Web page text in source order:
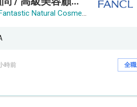
FANCL (Fantastic Natural Cosmetics Limited)
時前 全職